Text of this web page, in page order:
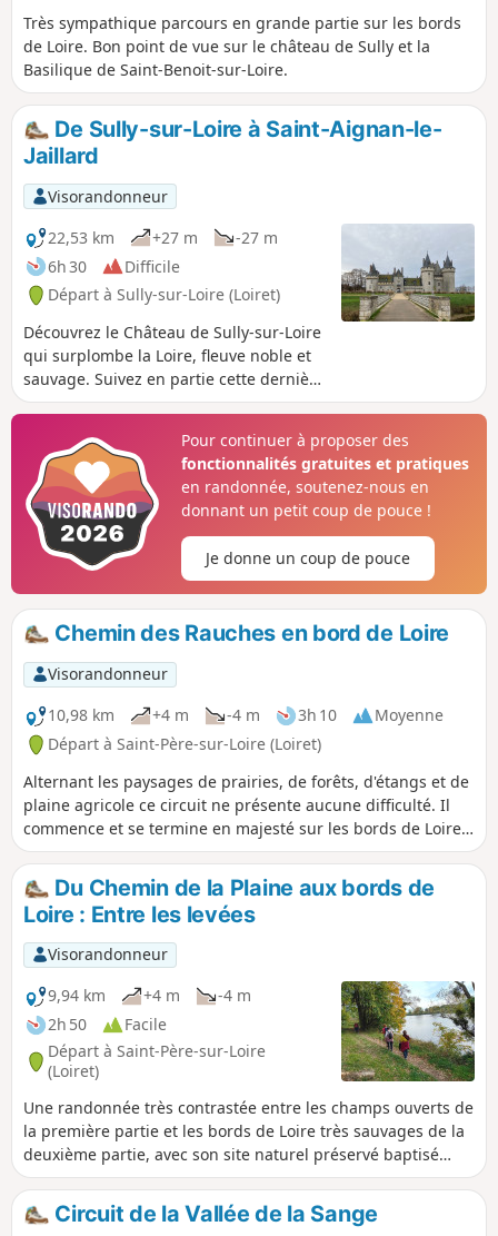
Très sympathique parcours en grande partie sur les bords
de Loire. Bon point de vue sur le château de Sully et la
Basilique de Saint-Benoit-sur-Loire.
De Sully-sur-Loire à Saint-Aignan-le-
Jaillard
Visorandonneur
22,53 km
+27 m
-27 m
6h 30
Difficile
Départ à Sully-sur-Loire (Loiret)
Découvrez le Château de Sully-sur-Loire
qui surplombe la Loire, fleuve noble et
sauvage. Suivez en partie cette dernière
sur la levée.
Pour continuer à proposer des
fonctionnalités gratuites et pratiques
en randonnée, soutenez-nous en
donnant un petit coup de pouce !
Je donne un coup de pouce
Chemin des Rauches en bord de Loire
Visorandonneur
10,98 km
+4 m -4 m 3h 10
Moyenne
Départ à Saint-Père-sur-Loire (Loiret)
Alternant les paysages de prairies, de forêts, d'étangs et de
plaine agricole ce circuit ne présente aucune difficulté. Il
commence et se termine en majesté sur les bords de Loire.
C'est une version raccourci de l'ancien "PR® des Rauches"
avec 76 % de chemins non revêtus.
Du Chemin de la Plaine aux bords de
Loire : Entre les levées
Visorandonneur
9,94 km
+4 m
-4 m
2h 50
Facile
Départ à Saint-Père-sur-Loire
(Loiret)
Une randonnée très contrastée entre les champs ouverts de
la première partie et les bords de Loire très sauvages de la
deuxième partie, avec son site naturel préservé baptisé
"Entre les levées". Proposé à l'occasion de la Randonnée des
Châtaignes par l'office de tourisme, ce parcours a beaucoup
plu au public de randonneurs.
Circuit de la Vallée de la Sange